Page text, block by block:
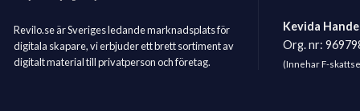
Revilo.se är Sveriges ledande marknadsplats för
digitala skapare, vi erbjuder ett brett sortiment av
digitalt material till privatperson och företag.
Kevida
Org. nr:
(Innehar F-